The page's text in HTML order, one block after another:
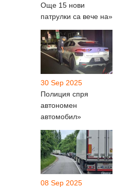
Още 15 нови
патрулки са вече на»
30 Sep 2025
Полиция спря
автономен
автомобил»
08 Sep 2025